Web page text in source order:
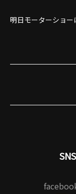
明日モーターショー